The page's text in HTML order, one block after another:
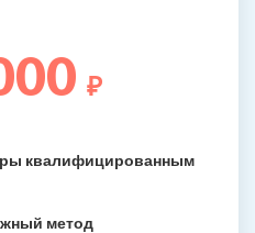
₽
квалифицированным
метод